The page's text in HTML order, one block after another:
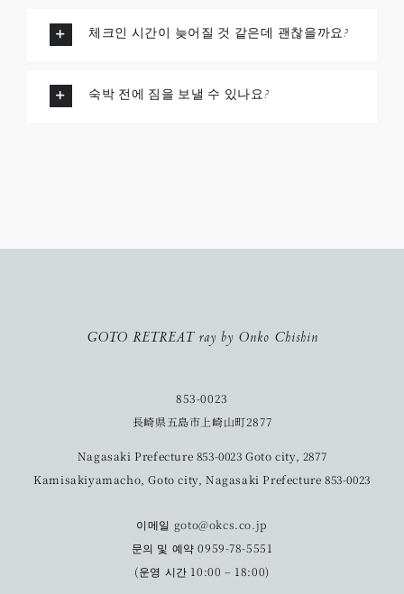
체크인 시간이 늦어질 것 같은데 괜찮을까요?
숙박 전에 짐을 보낼 수 있나요?
GOTO RETREAT ray by Onko Chishin
853-0023
長崎県五島市上崎山町2877
Nagasaki Prefecture 853-0023 Goto city, 2877
Kamisakiyamacho, Goto city, Nagasaki Prefecture 853-0023
이메일 goto@okcs.co.jp
문의 및 예약 0959-78-5551
(운영 시간 10:00 – 18:00)